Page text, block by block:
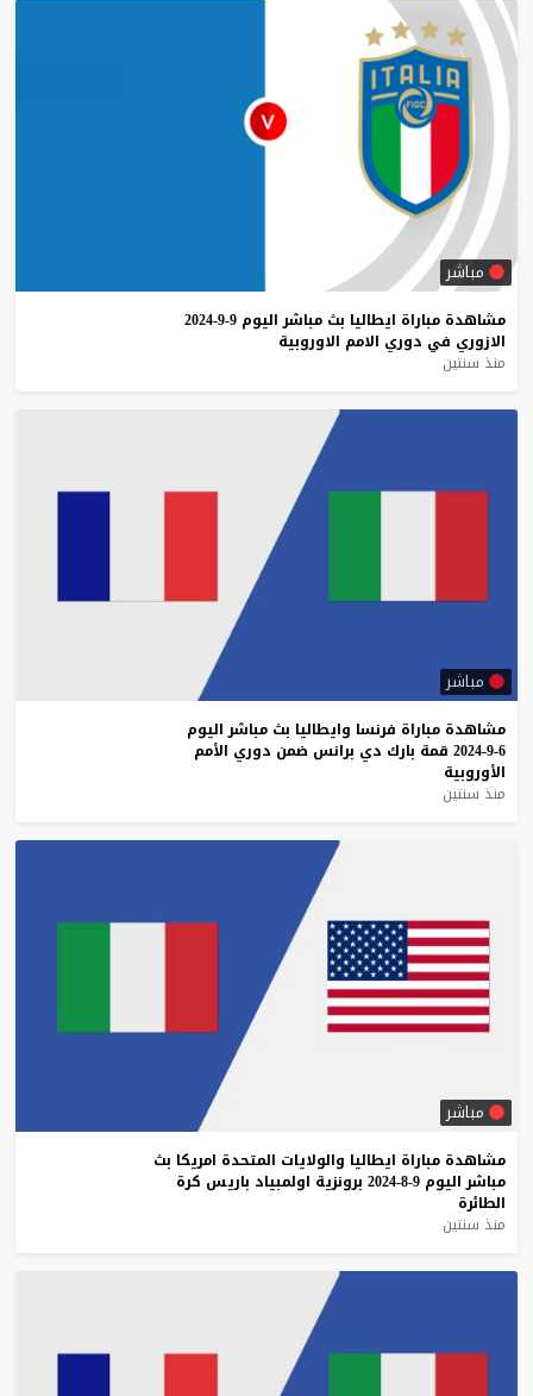
مباشر
مشاهدة مباراة ايطاليا بث مباشر اليوم 9-9-2024
الازوري في دوري الامم الاوروبية
منذ سنتين
مباشر
مشاهدة مباراة فرنسا وايطاليا بث مباشر اليوم
6-9-2024
قمة بارك دي برانس ضمن دوري الأمم
الأوروبية
منذ سنتين
مباشر
مشاهدة مباراة ايطاليا والولايات المتحدة امريكا بث
مباشر اليوم 9-8-2024 برونزية اولمبياد باريس كرة
الطائرة
منذ سنتين